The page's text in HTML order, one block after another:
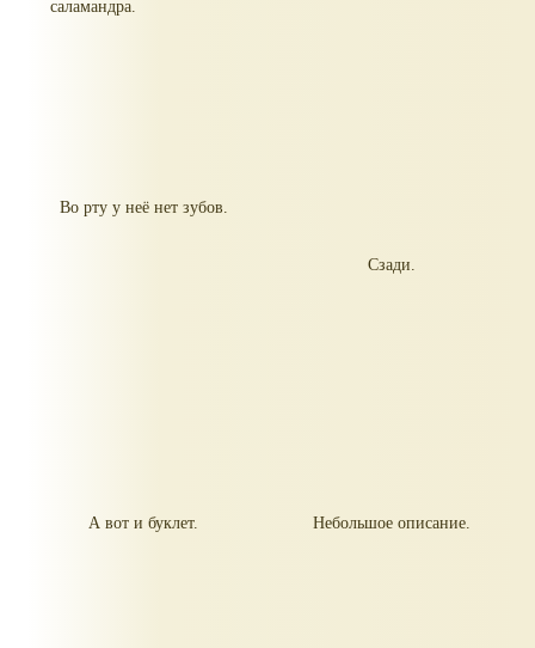
саламандра.
Во рту у неё нет зубов.
Сзади.
А вот и буклет. Небольшое описание.